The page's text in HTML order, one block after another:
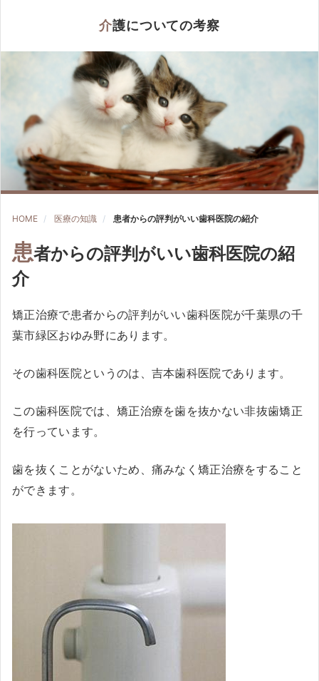
介護についての考察
HOME 医療の知識 患者からの評判がいい歯科医院の紹介
患者からの評判がいい歯科医院の紹
介
矯正治療で患者からの評判がいい歯科医院が千葉県の千
葉市緑区おゆみ野にあります。
その歯科医院というのは、吉本歯科医院であります。
この歯科医院では、矯正治療を歯を抜かない非抜歯矯正
を行っています。
歯を抜くことがないため、痛みなく矯正治療をすること
ができます。